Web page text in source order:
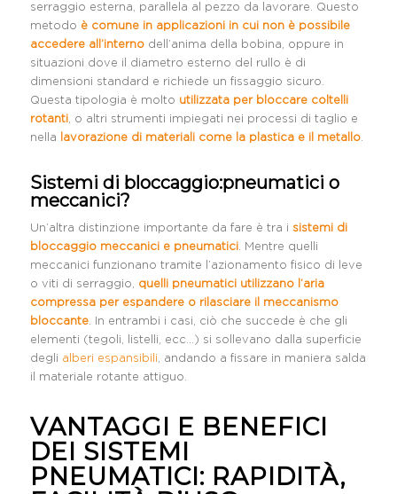
serraggio esterna, parallela al pezzo da lavorare. Questo
metodo è comune in applicazioni in cui non è possibile
accedere all’internodell’anima della bobina, oppure in
situazioni dove il diametro esterno del rullo è di
dimensioni standard e richiede un fissaggio sicuro.
Questa tipologia è molto utilizzata per bloccare coltelli
rotanti, o altri strumenti impiegati nei processi di taglio e
nella
lavorazione di materiali come la plastica e il metallo.
Sistemi di bloccaggio:pneumatici o
meccanici?
Un’altra distinzione importante da fare è tra i sistemi di
bloccaggio meccanici e pneumatici. Mentre quelli
meccanici funzionano tramite l’azionamento fisico di leve
o viti di serraggio, quelli pneumatici utilizzano l’aria
compressa per espandere o rilasciare il meccanismo
bloccante. In entrambi i casi, ciò che succede è che gli
elementi (tegoli, listelli, ecc…) si sollevano dalla superficie
degli alberi espansibili, andando a fissare in maniera salda
il materiale rotante attiguo.
VANTAGGI E BENEFICI
DEI SISTEMI
PNEUMATICI: RAPIDITÀ,